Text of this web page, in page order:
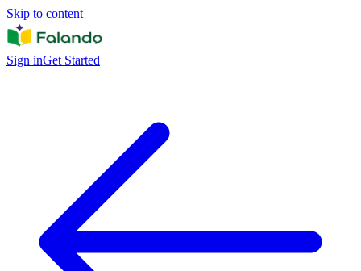
Skip to content
Sign inGet Started